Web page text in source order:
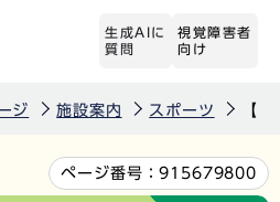
生成AIに
質問
視覚障害者
向け
ジ 施設案内 スポーツ 【
ページ番号：915679800